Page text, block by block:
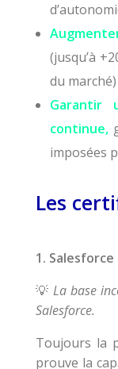
(jusqu’à
du marché)
Garantir
continue,
imposées
Les
1.
💡 La base
Salesforce.
Toujours la
prouve la